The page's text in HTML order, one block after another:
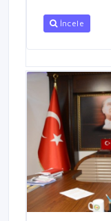
İncele